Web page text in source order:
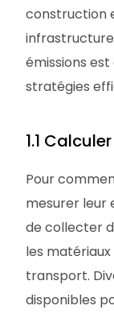
construction
émissions
stratégies
1.1
Pour
mesurer leur
de collecter
les
transport.
disponibles